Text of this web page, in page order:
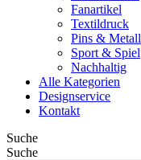
Fanartikel
Textildruck
Pins & Metall
Sport & Spiel
Nachhaltig
Alle Kategorien
Designservice
Kontakt
Suche
Suche